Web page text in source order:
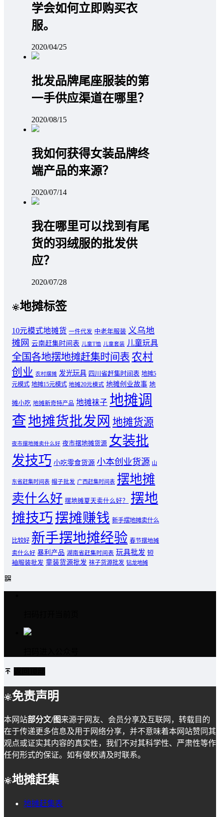
学会如何立即购买衣
服。
2020/04/25
批发品牌尾座服装的第
一手供应渠道在哪里？
2020/08/15
我如何获得女装品牌终
端产品的来源？
2020/07/14
我在哪里可以找到有尾
货的羽绒服的批发供
应？
2020/07/28
地摊标签
10元模式地摊货 一件代发 中老年服装 义乌地
摊网 云南赶集时间表 儿童T恤 儿童套装 儿童玩具
全国各地摆地摊赶集时间表 农村
创业 农村摆摊 发光玩具 四川省赶集时间表 地摊5
元模式 地摊15元模式 地摊20元模式 地摊创业故事 地
摊小吃 地摊新奇特产品 地摊袜子 地摊调
查地摊货批发网 地摊货源
夜市摆地摊卖什么好 夜市摆地摊货源 女装批
发技巧 小吃零食货源 小本创业货源 山
东省赶集时间表 帽子批发 广西赶集时间表 摆地摊
卖什么好 摆地摊夏天卖什么好？
摆地
摊技巧摆摊赚钱 新手摆地摊卖什么
比较好 新手摆地摊经验 春节摆地摊
卖什么好 暴利产品 湖南省赶集时间表 玩具批发 短
袖服装批发 童装货源批发 袜子货源批发 钻龙地摊
免责声明
本网站部分文/图来源于网友、会员分享及互联网，转载目的
在于传递更多信息及用于网络分享，并不意味着本网站赞同其
观点或证实其内容的真实性，我们不对其科学性、严肃性等作
任何形式的保证。如有侵权请及时联系。
地摊赶集
地摊赶集表